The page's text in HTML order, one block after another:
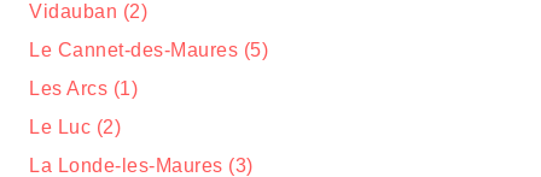
Vidauban (2)
Le Cannet-des-Maures (5)
Les Arcs (1)
Le Luc (2)
La Londe-les-Maures (3)